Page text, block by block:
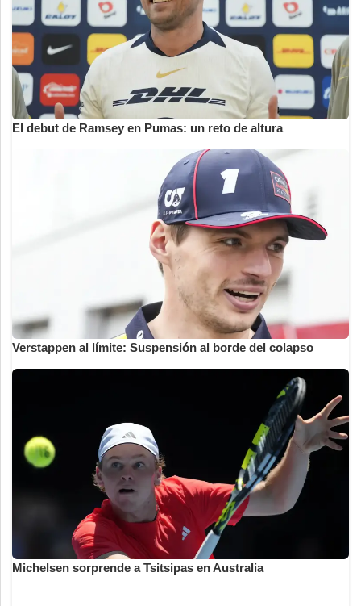
El debut de Ramsey en Pumas: un reto de altura
Verstappen al límite: Suspensión al borde del colapso
Michelsen sorprende a Tsitsipas en Australia